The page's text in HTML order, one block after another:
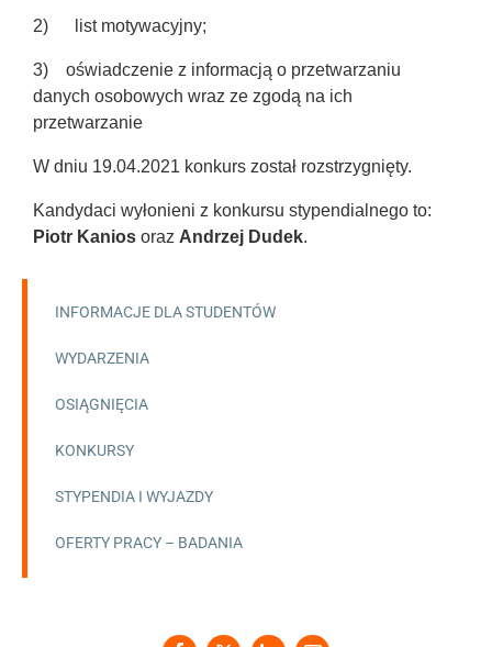
INFORMACJE DLA STUDENTÓW
WYDARZENIA
OSIĄGNIĘCIA
KONKURSY
STYPENDIA I WYJAZDY
OFERTY PRACY – BADANIA
2) list motywacyjny;
3) oświadczenie z informacją o przetwarzaniu
danych osobowych wraz ze zgodą na ich
przetwarzanie
W dniu 19.04.2021 konkurs został rozstrzygnięty.
Kandydaci wyłonieni z konkursu stypendialnego to:
Piotr Kanios oraz Andrzej Dudek.